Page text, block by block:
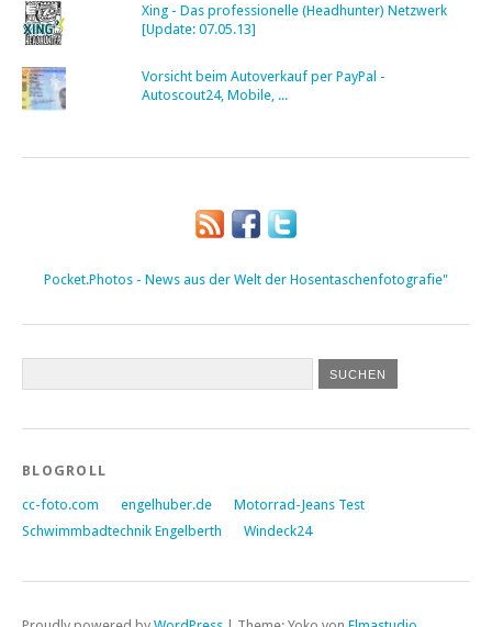
Xing - Das professionelle (Headhunter) Netzwerk
[Update: 07.05.13]
Vorsicht beim Autoverkauf per PayPal -
Autoscout24, Mobile, ...
Pocket.Photos - News aus der Welt der Hosentaschenfotografie"
BLOGROLL
cc-foto.com engelhuber.de
Motorrad-Jeans Test
Schwimmbadtechnik Engelberth
Windeck24